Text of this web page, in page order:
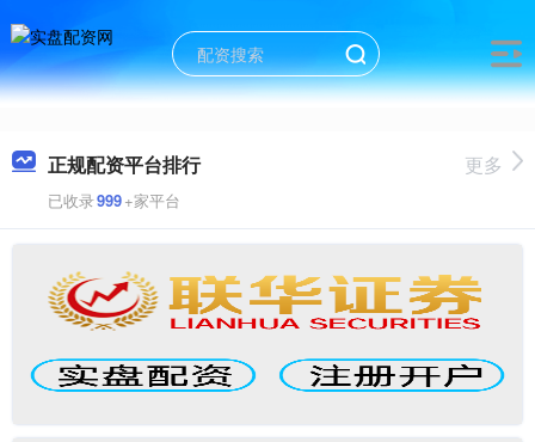
正规配资平台排行
已收录999+家平台
更多